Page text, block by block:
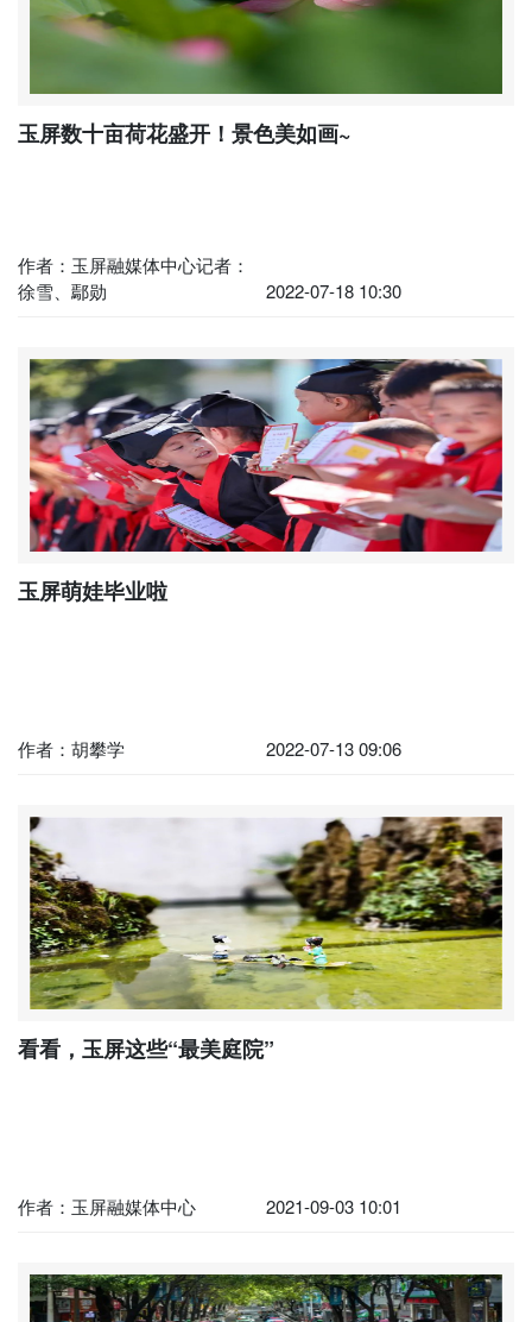
玉屏数十亩荷花盛开！景色美如画~
作者：玉屏融媒体中心记者：
徐雪、鄢勋
2022-07-18 10:30
玉屏萌娃毕业啦
作者：胡攀学 2022-07-13 09:06
看看，玉屏这些“最美庭院”
作者：玉屏融媒体中心 2021-09-03 10:01